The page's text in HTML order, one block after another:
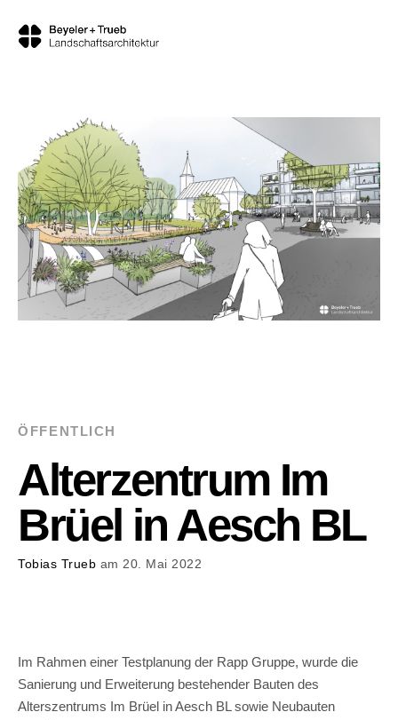
ÖFFENTLICH
Alterzentrum Im
Brüel in Aesch BL
Tobias Trueb am 20. Mai 2022
Im Rahmen einer Testplanung der Rapp Gruppe, wurde die
Sanierung und Erweiterung bestehender Bauten des
Alterszentrums Im Brüel in Aesch BL sowie Neubauten